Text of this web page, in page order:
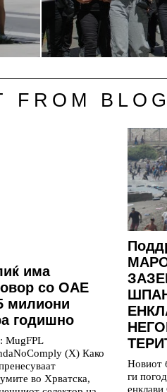
FROM BLOG
има
со ОАЕ
милиони
годишно
MugFPL
(X) Како
во Хрватска,
Новиот
ги